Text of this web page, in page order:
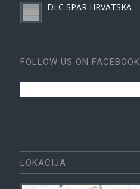
DLC SPAR HRVATSKA
FOLLOW US ON FACEBOOK
LOKACIJA